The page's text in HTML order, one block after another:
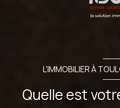
L'IMMOBILIER À
Quelle est